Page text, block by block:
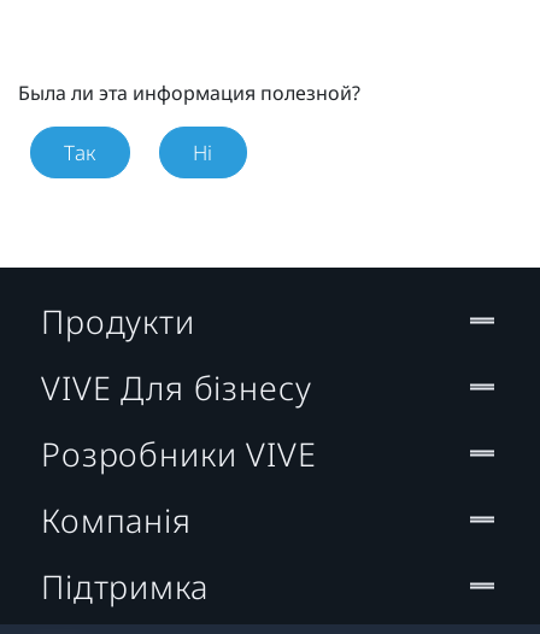
Была ли эта информация полезной?
Так Ні
Продукти
VIVE Для бізнесу
Розробники VIVE
Компанія
Підтримка